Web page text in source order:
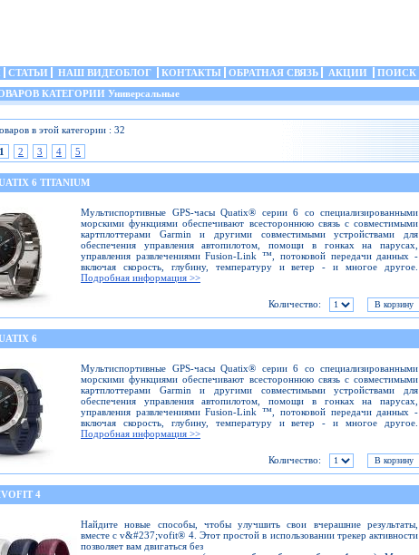
СТАТЬИ НАШ ВИДЕОБЛОГ КОНТАКТЫ ОБРАТНАЯ СВЯЗЬ АКЦИИ ПОИСК
КАТЕГОРИИ Универсальные
в этой категории : 32
1 2 3 4 5
6 TITANIUM
Мультиспортивные GPS-часы Quatix® серии 6 со специализированными
морскими функциями обеспечивают всестороннюю связь с совместимыми
картплоттерами Garmin и другими совместимыми устройствами для
обеспечения управления автопилотом, помощи в гонках на парусах,
управления развлечениями Fusion-Link ™, потоковой передачи данных -
включая скорость, глубину, температуру и ветер - и многое другое.
Подробная информация >>
Количество:
6
Мультиспортивные GPS-часы Quatix® серии 6 со специализированными
морскими функциями обеспечивают всестороннюю связь с совместимыми
картплоттерами Garmin и другими совместимыми устройствами для
обеспечения управления автопилотом, помощи в гонках на парусах,
управления развлечениями Fusion-Link ™, потоковой передачи данных -
включая скорость, глубину, температуру и ветер - и многое другое.
Подробная информация >>
Количество:
4
Найдите новые способы, чтобы улучшить свои вчерашние результаты,
вместе с v&#237;vofit® 4. Этот простой в использовании трекер активности
позволяет вам двигаться без